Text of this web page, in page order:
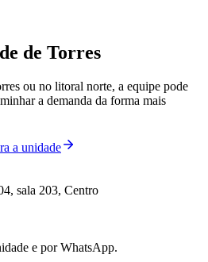
de Torres
ou no litoral norte, a equipe pode
a demanda da forma mais
a unidade
sala 203, Centro
e por WhatsApp.